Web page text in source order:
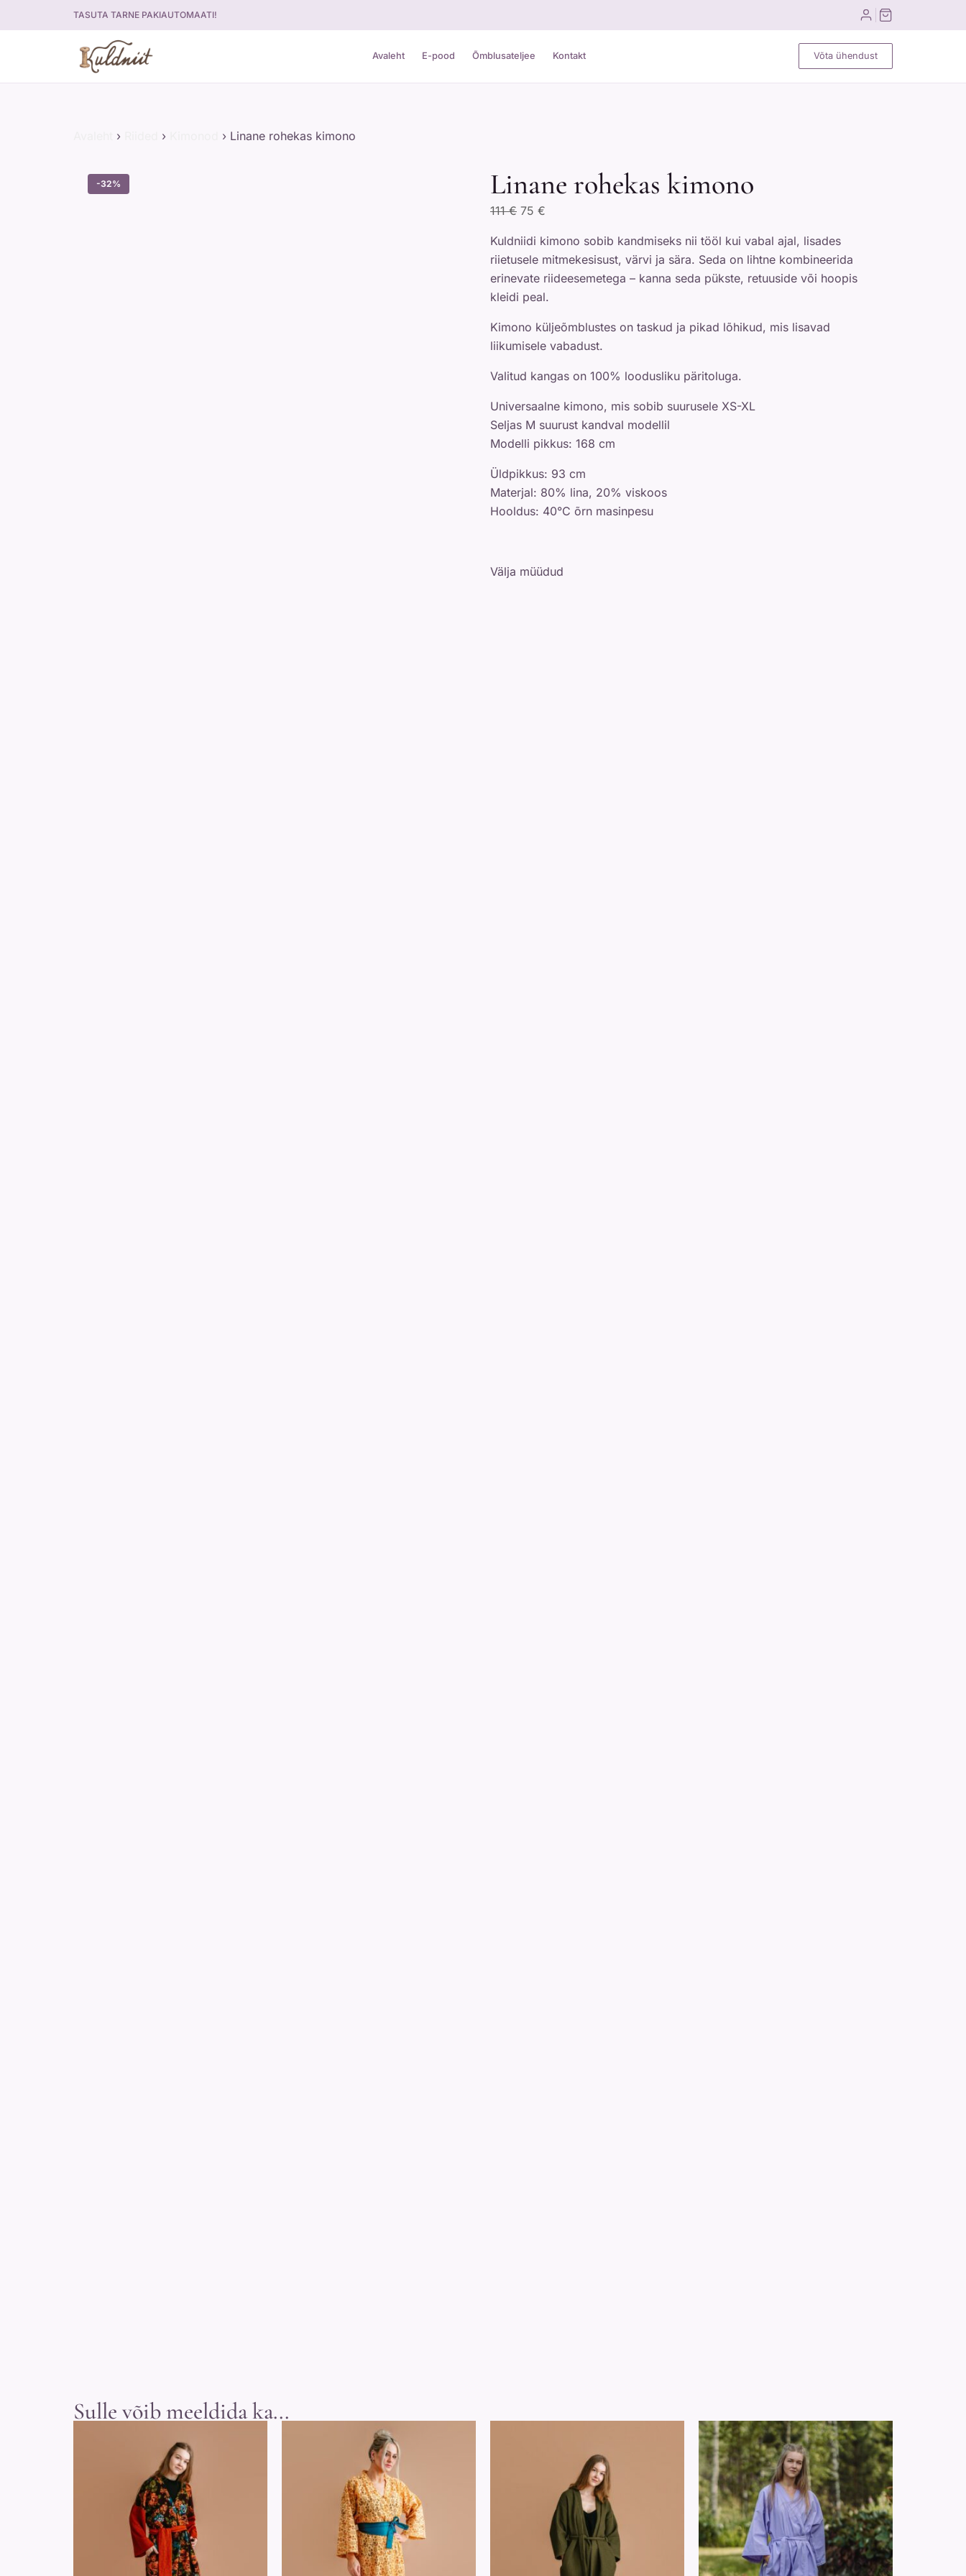
to
TASUTA TARNE PAKIAUTOMAATI!
Avaleht E-pood Õmblusateljee Kontakt Võta ühendust
› › › Linane rohekas kimono
-32% Linane rohekas kimono
111€ Algne
oli:
111 €.
75 €
on:
75 €.
Kuldniidi kimono sobib kandmiseks nii tööl kui vabal ajal, lisades
riietusele mitmekesisust, värvi ja sära. Seda on lihtne kombineerida
erinevate riideesemetega – kanna seda pükste, retuuside või hoopis
kleidi peal.
Kimono küljeõmblustes on taskud ja pikad lõhikud, mis lisavad
liikumisele vabadust.
Valitud kangas on 100% loodusliku päritoluga.
Universaalne kimono, mis sobib suurusele XS-XL
Seljas M suurust kandval modellil
Modelli pikkus: 168 cm
Üldpikkus: 93 cm
Materjal: 80% lina, 20% viskoos
Hooldus: 40°C õrn masinpesu
Välja müüdud
Sulle võib meeldida ka...